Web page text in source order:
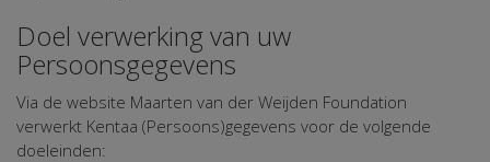
Doel verwerking van uw
Persoonsgegevens
Via de website Maarten van der Weijden Foundation
verwerkt Kentaa (Persoons)gegevens voor de volgende
doeleinden: